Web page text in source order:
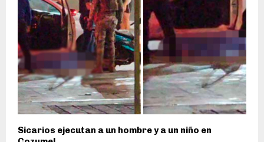
Sicarios ejecutan a un hombre y a un niño en